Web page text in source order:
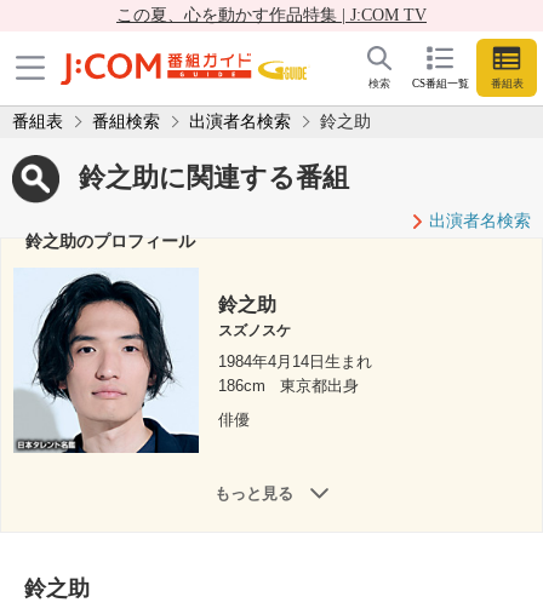
この夏、心を動かす作品特集 | J:COM TV
CS番組一覧 番組表
検索
番組表 番組検索 出演者名検索 鈴之助
鈴之助に関連する番組
出演者名検索
鈴之助のプロフィール
鈴之助
スズノスケ
1984年4月14日生まれ
186cm
東京都出身
俳優
もっと見る
鈴之助